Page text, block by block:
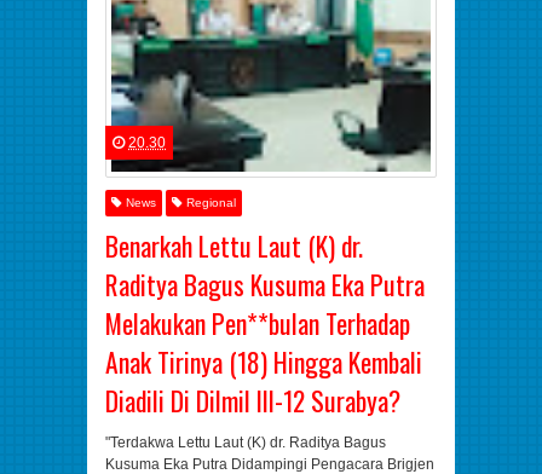
20.30
News Regional
Benarkah Lettu Laut (K) dr.
Raditya Bagus Kusuma Eka Putra
Melakukan Pen**bulan Terhadap
Anak Tirinya (18) Hingga Kembali
Diadili Di Dilmil III-12 Surabya?
"Terdakwa Lettu Laut (K) dr. Raditya Bagus
Kusuma Eka Putra Didampingi Pengacara Brigjen